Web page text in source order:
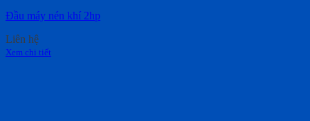
Đầu máy nén khí 2hp
Liên hệ
Xem chi tiết